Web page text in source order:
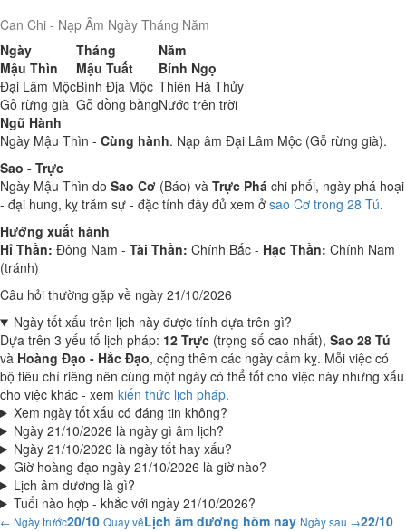
Can Chi - Nạp Âm Ngày Tháng Năm
Ngày
Tháng
Năm
Mậu Thìn
Mậu Tuất
Bính Ngọ
Đại Lâm MộcBình Địa Mộc Thiên Hà Thủy
Gỗ rừng già Gỗ đồng bằngNước trên trời
Ngũ Hành
Ngày Mậu Thìn - Cùng hành. Nạp âm Đại Lâm Mộc (Gỗ rừng già).
Sao - Trực
Ngày Mậu Thìn do Sao Cơ (Báo) và Trực Phá chi phối, ngày phá hoại
- đại hung, kỵ trăm sự - đặc tính đầy đủ xem ở sao Cơ trong 28 Tú.
Hướng xuất hành
Hỉ Thần: Đông Nam - Tài Thần: Chính Bắc - Hạc Thần: Chính Nam
(tránh)
Câu hỏi thường gặp về ngày 21/10/2026
Ngày tốt xấu trên lịch này được tính dựa trên gì?
Dựa trên 3 yếu tố lịch pháp: 12 Trực (trọng số cao nhất), Sao 28 Tú
và Hoàng Đạo - Hắc Đạo, cộng thêm các ngày cấm kỵ. Mỗi việc có
bộ tiêu chí riêng nên cùng một ngày có thể tốt cho việc này nhưng xấu
cho việc khác - xem kiến thức lịch pháp.
Xem ngày tốt xấu có đáng tin không?
Ngày 21/10/2026 là ngày gì âm lịch?
Ngày 21/10/2026 là ngày tốt hay xấu?
Giờ hoàng đạo ngày 21/10/2026 là giờ nào?
Lịch âm dương là gì?
Tuổi nào hợp - khắc với ngày 21/10/2026?
← Ngày trước20/10 Quay vềLịch âm dương hôm nay Ngày sau →22/10